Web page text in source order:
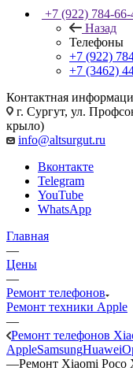
+7 (922) 784-66-
Назад
Телефоны
+7 (922)
+7 (3462)
Контактная
г. Сургут, ул.
крыло)
info@altsurgut.ru
Вконтакте
Telegram
YouTube
WhatsApp
Главная
—
Цены
—
Ремонт телефонов
Ремонт техники Apple
—
Ремонт телефонов
AppleSamsungHuawei
—Ремонт Xiaomi Poco